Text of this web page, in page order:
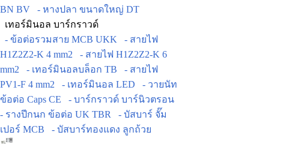
BN BV
- หางปลา ขนาดใหญ่ DT
เทอร์มินอล บาร์กราวด์
- ข้อต่อรวมสาย MCB UKK
- สายไฟ
H1Z2Z2-K 4 mm2
- สายไฟ H1Z2Z2-K 6
mm2
- เทอร์มินอลบล็อก TB
- สายไฟ
PV1-F 4 mm2
- เทอร์มินอล LED
- วายนัท
ข้อต่อ Caps CE
- บาร์กราวด์ บาร์นิวตรอน
- รางปีกนก ข้อต่อ UK TBR
- บัสบาร์ จั๊ม
เปอร์ MCB
- บัสบาร์ทองแดง ลูกถ้วย